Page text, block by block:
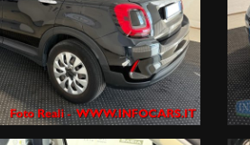
i marchi Renault e Dacia
oscurata solo per la privacy del
del mezzo che ci vuoi